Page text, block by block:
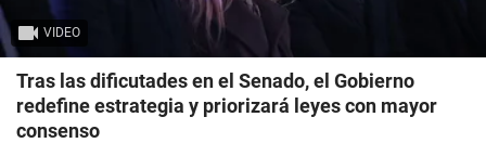
VIDEO
Tras las dificutades en el Senado, el Gobierno
redefine estrategia y priorizará leyes con mayor
consenso